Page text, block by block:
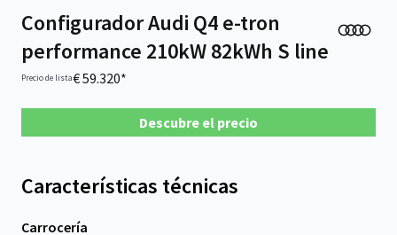
Configurador Audi Q4 e-tron
performance 210kW 82kWh S line
Precio de lista€ 59.320*
Descubre el precio
Características técnicas
Carrocería